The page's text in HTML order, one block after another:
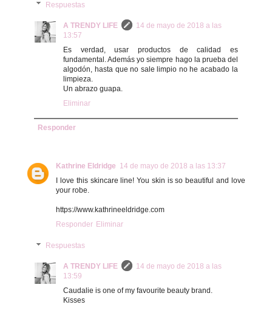
Respuestas
A TRENDY LIFE
14 de mayo de 2018 a las
13:57
Es verdad, usar productos de calidad es
fundamental. Además yo siempre hago la prueba del
algodón, hasta que no sale limpio no he acabado la
limpieza.
Un abrazo guapa.
Eliminar
Responder
Kathrine Eldridge 14 de mayo de 2018 a las 13:37
I love this skincare line! You skin is so beautiful and love
your robe.
https://www.kathrineeldridge.com
Responder Eliminar
Respuestas
A TRENDY LIFE
14 de mayo de 2018 a las
13:59
Caudalie is one of my favourite beauty brand.
Kisses